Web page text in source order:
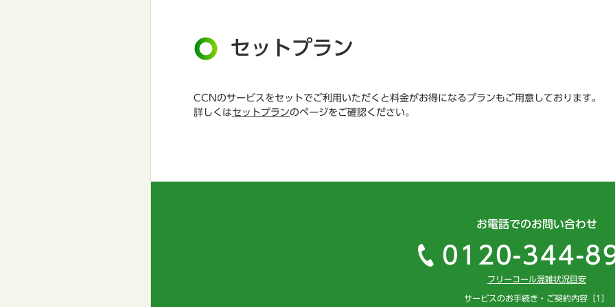
セットプラン
CCNのサービスをセットでご利用いただくと料金がお得になるプランもご用意しております。
詳しくはセットプランのページをご確認ください。
お電話でのお問い合わせ
0120-344-
フリーコール混雑状況目安
サービスのお手続き・ご契約内容［1］